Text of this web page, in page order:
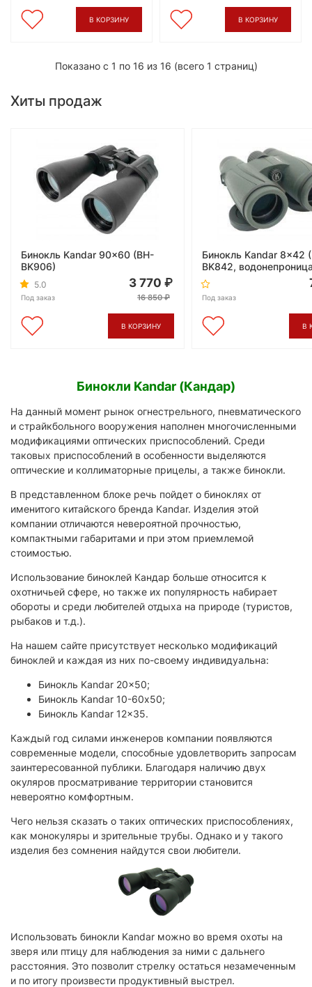
В КОРЗИНУ В КОРЗИНУ
Показано с 1 по 16 из 16 (всего 1 страниц)
Хиты продаж
Бинокль Kandar 90x60 (BH-
BK906)
5.0
Под заказ
3 770
16 850
В КОРЗИНУ
Бинокль Kandar 8x42
BK842,
Под заказ
В
Бинокли Kandar (Кандар)
На данный момент рынок огнестрельного, пневматического
и страйкбольного вооружения наполнен многочисленными
модификациями оптических приспособлений. Среди
таковых приспособлений в особенности выделяются
оптические и коллиматорные прицелы, а также бинокли.
В представленном блоке речь пойдет о биноклях от
именитого китайского бренда Kandar. Изделия этой
компании отличаются невероятной прочностью,
компактными габаритами и при этом приемлемой
стоимостью.
Использование биноклей Кандар больше относится к
охотничьей сфере, но также их популярность набирает
обороты и среди любителей отдыха на природе (туристов,
рыбаков и т.д.).
На нашем сайте присутствует несколько модификаций
биноклей и каждая из них по-своему индивидуальна:
Бинокль Kandar 20x50;
Бинокль Kandar 10-60х50;
Бинокль Kandar 12x35.
Каждый год силами инженеров компании появляются
современные модели, способные удовлетворить запросам
заинтересованной публики. Благодаря наличию двух
окуляров просматривание территории становится
невероятно комфортным.
Чего нельзя сказать о таких оптических приспособлениях,
как монокуляры и зрительные трубы. Однако и у такого
изделия без сомнения найдутся свои любители.
Использовать бинокли Kandar можно во время охоты на
зверя или птицу для наблюдения за ними с дальнего
расстояния. Это позволит стрелку остаться незамеченным
и по итогу произвести продуктивный выстрел.